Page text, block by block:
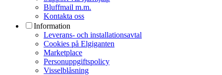
Bluffmail m.m.
Kontakta oss
Information
Leverans- och installationsavtal
Cookies på Elgiganten
Marketplace
Personuppgiftspolicy
Visselblåsning